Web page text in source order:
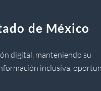
de México
digital, manteniendo su
inclusiva,